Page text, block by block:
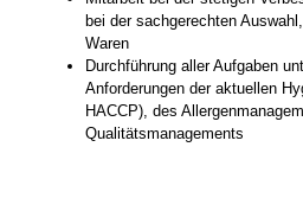
bei der sachgerechten
Waren
Durchführung aller Aufgaben
Anforderungen der aktuellen
HACCP), des
Qualitätsmanagements